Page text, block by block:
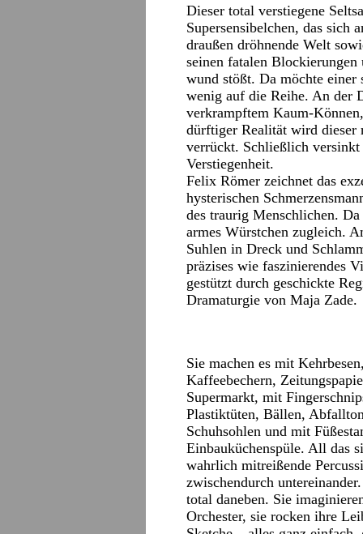
Dieser total verstiegene
Supersensibelchen, das sich
draußen dröhnende Welt
seinen fatalen
wund stößt. Da möchte einer
wenig auf die Reihe. An der
verkrampftem Kaum-
dürftiger Realität wird dieser
verrückt. Schließlich
Verstiegenheit.
Felix Römer zeichnet das
hysterischen
des traurig Menschlichen.
armes Würstchen zugleich.
Suhlen in Dreck und
präzises wie faszinierendes
gestützt durch geschickte
Dramaturgie von Maja Zade.
Sie machen es mit
Kaffeebechern,
Supermarkt, mit
Plastiktüten, Bällen,
Schuhsohlen und mit
Einbauküchenspüle. All das
wahrlich mitreißende
zwischendurch
total daneben. Sie
Orchester, sie rocken ihre